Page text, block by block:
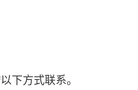
下方式联系。